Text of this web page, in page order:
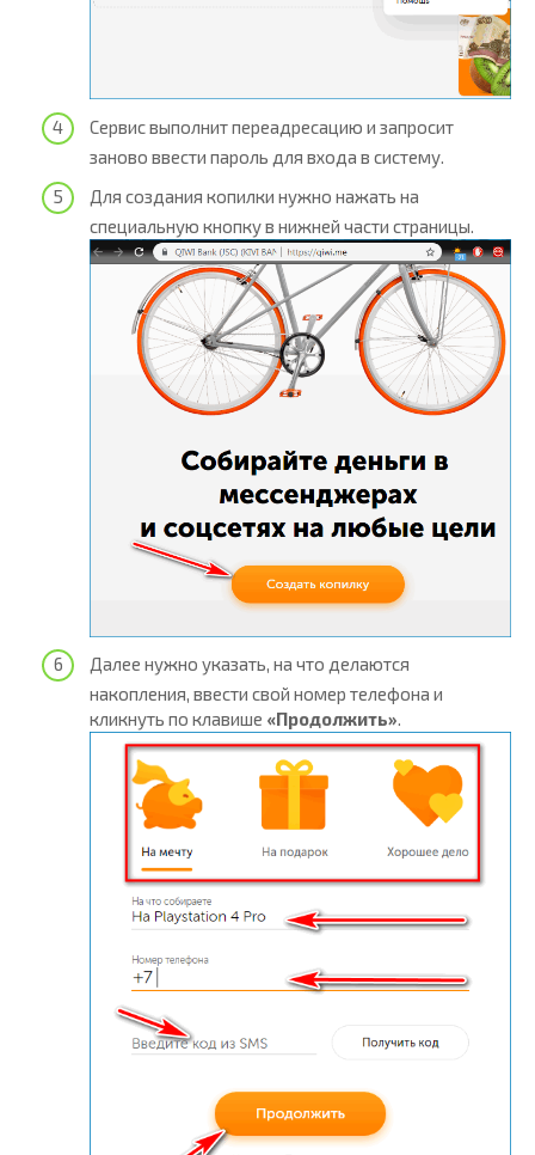
Сервис выполнит переадресацию и запросит
заново ввести пароль для входа в систему.
Для создания копилки нужно нажать на
специальную кнопку в нижней части страницы.
Далее нужно указать, на что делаются
накопления, ввести свой номер телефона и
кликнуть по клавише «Продолжить».